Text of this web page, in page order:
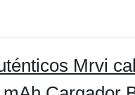
Mrvi